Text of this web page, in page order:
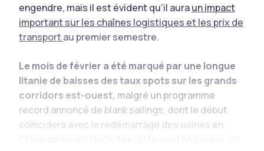
engendre, mais il est évident qu’il auraun impact
important sur les chaînes logistiques et les prix de
transport au premier semestre.
Le mois de février a été marqué par une longue
litanie de baisses des taux spots sur les grands
corridors est-ouest, malgré un programme
record annoncé de blank sailings, dont le début
coïncidera avec le redémarrage des usines en